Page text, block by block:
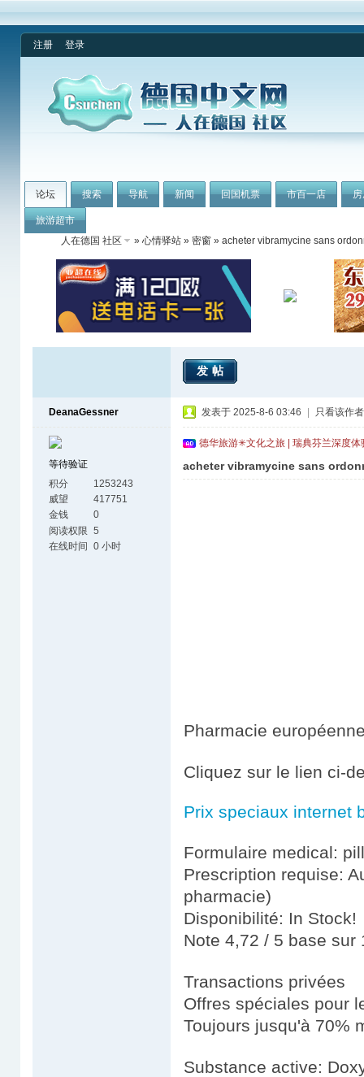
注册 登录
论坛 搜索 导航 新闻 回国机票 市百一店
旅游超市
人在德国 社区
» 心情驿站 » 密窗 » acheter vibramycine sans
发帖
DeanaGessner
等待验证
积分
1253243
威望
417751
金钱
0
阅读权限 5
在线时间 0 小时
发表于 2025-8-6 03:46 只看该作者
德华旅游✳文化之旅 | 瑞典芬兰深度
acheter vibramycine sans
Pharmacie
Cliquez sur le lien ci-
Prix speciaux internet
Formulaire medical: pill
Prescription requise:
pharmacie)
Disponibilité: In Stock!
Note 4,72 / 5 base sur
Transactions privées
Offres spéciales pour
Toujours jusqu'à 70%
Substance active: